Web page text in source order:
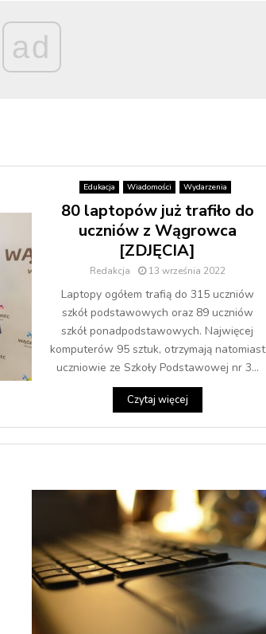
ad
Edukacja Wiadomości Wydarzenia
80 laptopów już trafiło do
uczniów z Wągrowca
[ZDJĘCIA]
Redakcja 13 września 2022
Laptopy ogółem trafią do 315 uczniów
szkół podstawowych oraz 89 uczniów
szkół ponadpodstawowych. Najwięcej
komputerów 95 sztuk, otrzymają natomiast
uczniowie ze Szkoły Podstawowej nr 3...
Czytaj więcej